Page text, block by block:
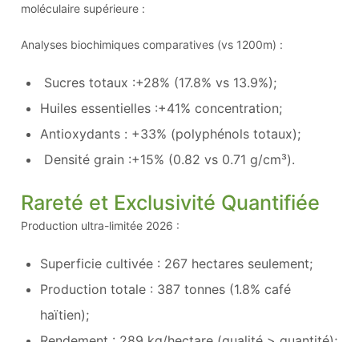
moléculaire supérieure :
Analyses biochimiques comparatives (vs 1200m) :
Sucres totaux :+28% (17.8% vs 13.9%);
Huiles essentielles :+41% concentration;
Antioxydants : +33% (polyphénols totaux);
Densité grain :+15% (0.82 vs 0.71 g/cm³).
Rareté et Exclusivité Quantifiée
Production ultra-limitée 2026 :
Superficie cultivée : 267 hectares seulement;
Production totale : 387 tonnes (1.8% café
haïtien);